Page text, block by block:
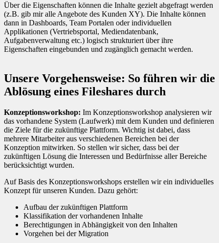
Über die Eigenschaften können die Inhalte gezielt abgefragt werden
(z.B. gib mir alle Angebote des Kunden XY). Die Inhalte können
dann in Dashboards, Team Portalen oder individuellen
Applikationen (Vertriebsportal, Mediendatenbank,
Aufgabenverwaltung etc.) logisch strukturiert über ihre
Eigenschaften eingebunden und zugänglich gemacht werden.
Unsere Vorgehensweise: So führen wir die
Ablösung eines Fileshares durch
Konzeptionsworkshop: Im Konzeptionsworkshop analysieren wir
das vorhandene System (Laufwerk) mit dem Kunden und definieren
die Ziele für die zukünftige Plattform. Wichtig ist dabei, dass
mehrere Mitarbeiter aus verschiedenen Bereichen bei der
Konzeption mitwirken. So stellen wir sicher, dass bei der
zukünftigen Lösung die Interessen und Bedürfnisse aller Bereiche
berücksichtigt wurden.
Auf Basis des Konzeptionsworkshops erstellen wir ein individuelles
Konzept für unseren Kunden. Dazu gehört:
Aufbau der zukünftigen Plattform
Klassifikation der vorhandenen Inhalte
Berechtigungen in Abhängigkeit von den Inhalten
Vorgehen bei der Migration